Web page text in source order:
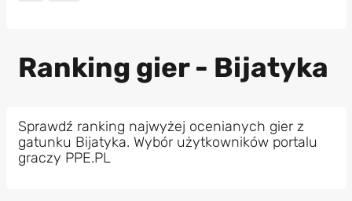
Ranking gier - Bijatyka
Sprawdź ranking najwyżej ocenianych gier z
gatunku Bijatyka. Wybór użytkowników portalu
graczy PPE.PL